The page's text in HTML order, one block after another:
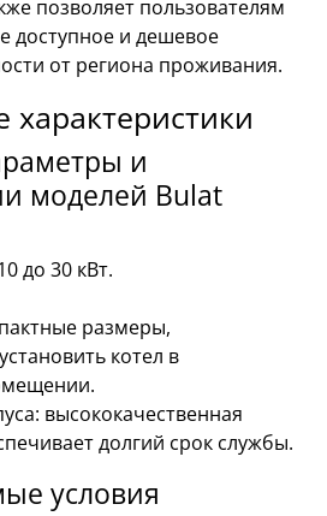
позволяет пользователям
доступное и дешевое
от региона проживания.
характеристики
и
моделей Bulat
до 30 кВт.
размеры,
котел в
высококачественная
долгий срок службы.
условия